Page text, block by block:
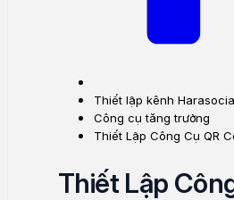
Thiết lập kênh
Công cụ tăng trưởng
Thiết Lập Công Cụ QR
Thiết Lập